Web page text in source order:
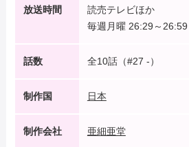
放送時間
読売テレビほか
毎週月曜 26:29～26:59
話数 全10話（#27 -）
制作国 日本
制作会社 亜細亜堂